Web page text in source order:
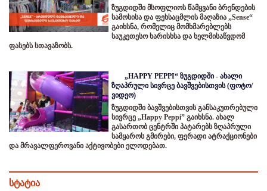
ზუგდიდში მსოფლიოს წამყვანი ბრენდების
სამოსისა და ფეხსაცმლის მაღაზია „Sense“
გაიხსნა, რომელიც მომხმარებლებს
საუკეთესო ხარისხსა და ხელმისაწვდომ
ფასებს სთავაზობს.
„HAPPY PEPPI“ ზუგდიდში - ახალი
ზღაპრული სივრცე ბავშვებისთვის (ფოტო/
ვიდეო)
ზუგდიდში ბავშვებისთვის განსაკუთრებული
სივრცე „Happy Peppi” გაიხსნა. ახალ
გასართობ ცენტრში პატარებს ზღაპრული
სამყაროს გმირები, ფერადი ატრაქციონები
და მრავალფეროვანი აქტივობები ელოდებათ.
სტატია